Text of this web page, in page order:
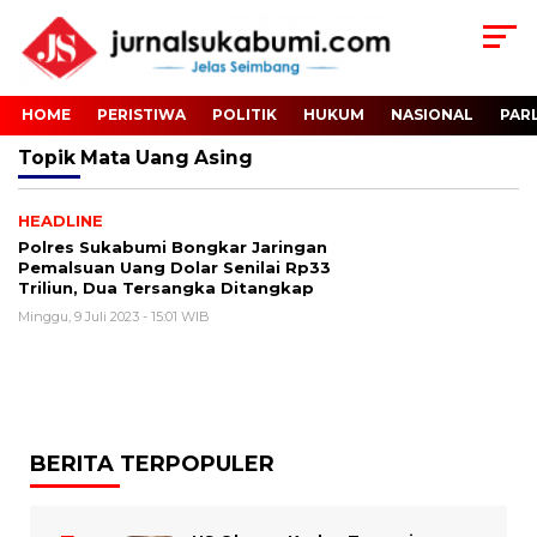
HOME PERISTIWA POLITIK HUKUM NASIONAL
Topik Mata Uang Asing
HEADLINE
Polres Sukabumi Bongkar Jaringan
Pemalsuan Uang Dolar Senilai Rp33
Triliun, Dua Tersangka Ditangkap
Minggu, 9 Juli 2023 - 15:01 WIB
BERITA TERPOPULER